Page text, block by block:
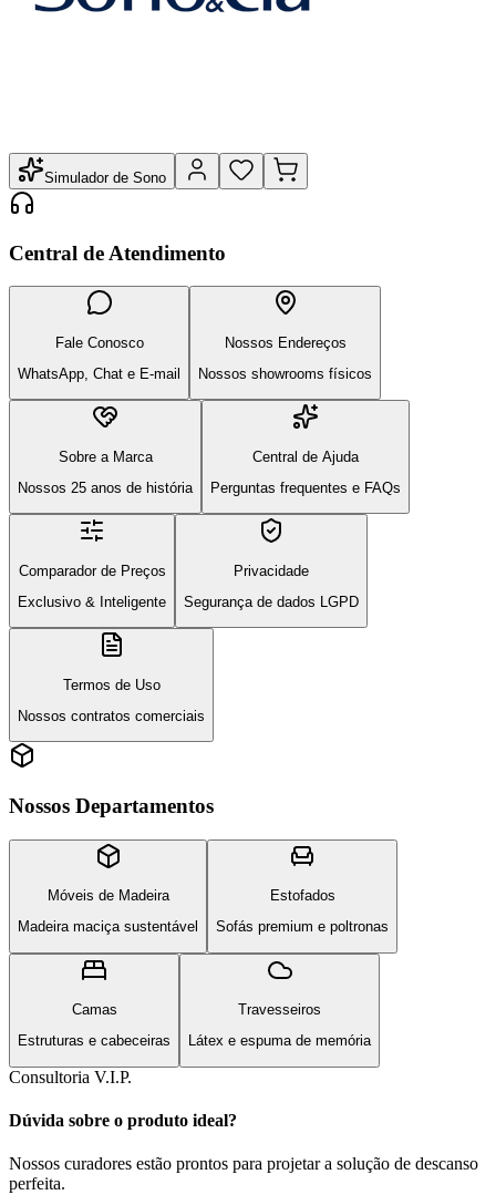
Simulador de Sono
Central de Atendimento
Fale Conosco
WhatsApp, Chat e E-mail
Nossos Endereços
Nossos showrooms físicos
Sobre a Marca
Nossos 25 anos de história
Central de Ajuda
Perguntas frequentes e FAQs
Comparador de Preços
Exclusivo & Inteligente
Privacidade
Segurança de dados LGPD
Termos de Uso
Nossos contratos comerciais
Nossos Departamentos
Móveis de Madeira
Madeira maciça sustentável
Estofados
Sofás premium e poltronas
Camas
Estruturas e cabeceiras
Travesseiros
Látex e espuma de memória
Consultoria V.I.P.
Dúvida sobre o produto ideal?
Nossos curadores estão prontos para projetar a solução de descanso
perfeita.